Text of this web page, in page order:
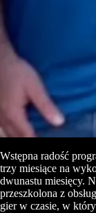
Wstępna radość
trzy miesiące na
dwunastu miesięcy.
przeszkolona z
gier w czasie, w